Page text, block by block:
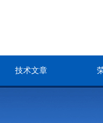
技术文章